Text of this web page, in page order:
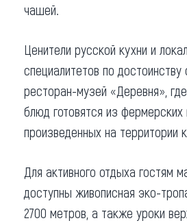
чашей.
Ценители русской кухни и
специалитетов по
ресторан-музей «Деревня»,
блюд готовятся из фермерских
произведенных на территории
Для активного отдыха гостям
доступны живописная эко-
2700 метров, а также уроки